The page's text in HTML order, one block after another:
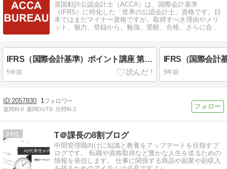
英国勅許公認会計士（ACCA）は、国際会計基準
（IFRS）に特化した「世界の公認会計士」資格です。日
本ではまだマイナー資格ですが、取得すべき理由やメリ
ット、魅力、登録から、勉強、受験、合格、さらに合格
IFRS（国際会計基準）ポイント講座 第10回「売却目的で保有する非流動資産及び非継続事業」
5年前 5年前
2057830 1
週間IN:0 週間OUT:6 月間IN:3
24 T＠課長の8割ブログ
中間管理職向けに知識と教養をアップデートを目指すブ
ログです。 転職や資格取得など豊かな人生を送るための
情報を発信します。 仕事に関係する商品や副業や副収入